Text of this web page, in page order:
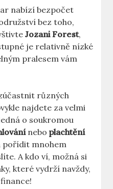
nabízí bezpočet
bez toho,
Jozani Forest,
je relativně nízké
pralesem vám
různých
najdete za velmi
o soukromou
neboplachtění
pořídit mnohem
A kdo ví, možná si
které vydrží navždy,